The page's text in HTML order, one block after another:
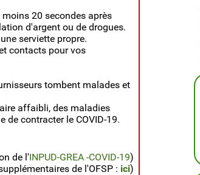
20 secondes après
d'argent ou de drogues.
serviette propre.
contacts pour vos
tombent malades et
affaibli, des maladies
contracter le COVID-19.
de l'INPUD-GREA -COVID-19)
de l'OFSP : ici)